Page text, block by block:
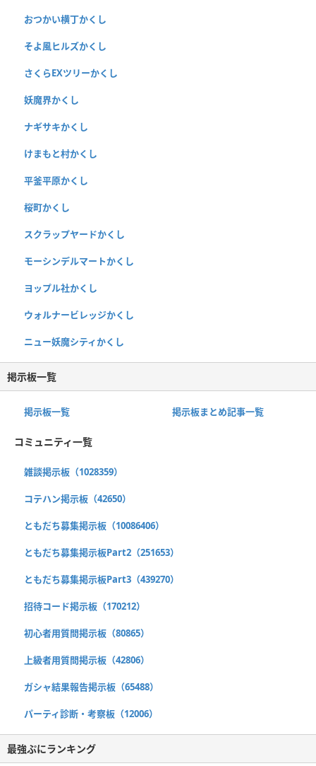
おつかい横丁かくし
そよ風ヒルズかくし
さくらEXツリーかくし
妖魔界かくし
ナギサキかくし
けまもと村かくし
平釜平原かくし
桜町かくし
スクラップヤードかくし
モーシンデルマートかくし
ヨップル社かくし
ウォルナービレッジかくし
ニュー妖魔シティかくし
掲示板一覧
掲示板一覧 掲示板まとめ記事一覧
コミュニティ一覧
雑談掲示板（1028359）
コテハン掲示板（42650）
ともだち募集掲示板（10086406）
ともだち募集掲示板Part2（251653）
ともだち募集掲示板Part3（439270）
招待コード掲示板（170212）
初心者用質問掲示板（80865）
上級者用質問掲示板（42806）
ガシャ結果報告掲示板（65488）
パーティ診断・考察板（12006）
最強ぷにランキング